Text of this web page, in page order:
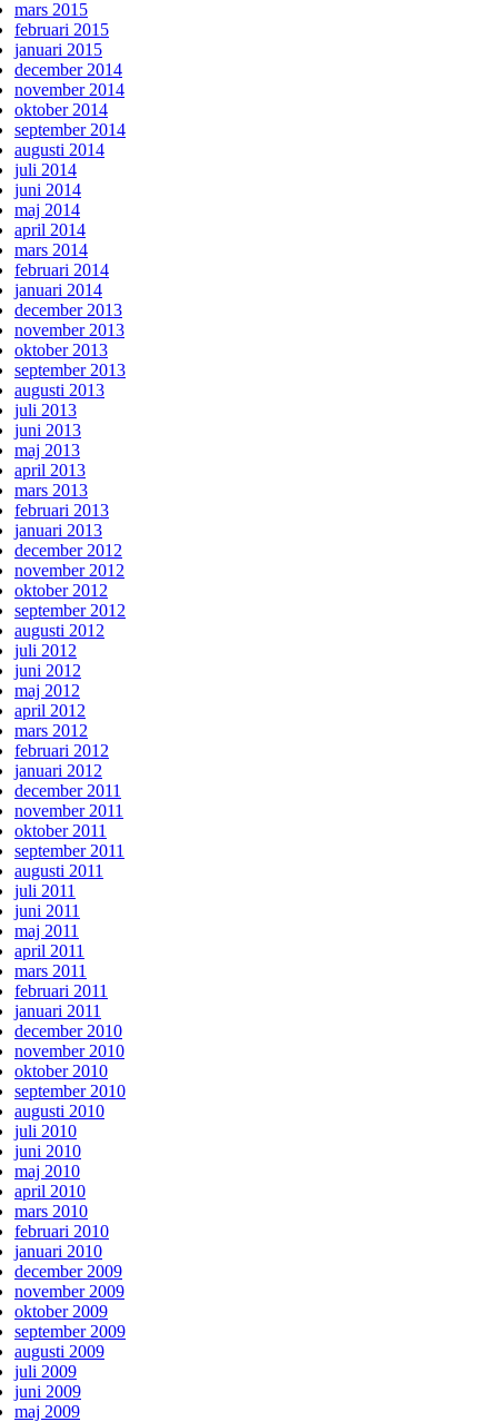
mars 2015
februari 2015
januari 2015
december 2014
november 2014
oktober 2014
september 2014
augusti 2014
juli 2014
juni 2014
maj 2014
april 2014
mars 2014
februari 2014
januari 2014
december 2013
november 2013
oktober 2013
september 2013
augusti 2013
juli 2013
juni 2013
maj 2013
april 2013
mars 2013
februari 2013
januari 2013
december 2012
november 2012
oktober 2012
september 2012
augusti 2012
juli 2012
juni 2012
maj 2012
april 2012
mars 2012
februari 2012
januari 2012
december 2011
november 2011
oktober 2011
september 2011
augusti 2011
juli 2011
juni 2011
maj 2011
april 2011
mars 2011
februari 2011
januari 2011
december 2010
november 2010
oktober 2010
september 2010
augusti 2010
juli 2010
juni 2010
maj 2010
april 2010
mars 2010
februari 2010
januari 2010
december 2009
november 2009
oktober 2009
september 2009
augusti 2009
juli 2009
juni 2009
maj 2009